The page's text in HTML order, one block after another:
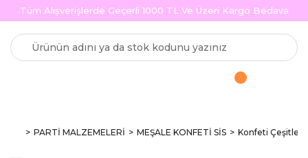
Tüm Alışverişlerde Geçerli 1000 TL Ve Üzeri Kargo Bedava
PARTİ MALZEMELERİ MEŞALE KONFETİ SİS Konfeti Çeşitleri